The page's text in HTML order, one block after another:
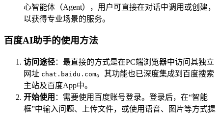
心智能体（Agent），用户可直接在对话中调用或创建，
以获得专业场景的服务。
百度AI助手的使用方法
访问途径：最直接的方式是在PC端浏览器中访问其独立
网址 chat.baidu.com。其功能也已深度集成到百度搜索
主站及百度App中。
开始使用 ：需要使用百度账号登录。登录后，在“智能
框”中输入问题、上传文件，或使用语音、图片等方式提